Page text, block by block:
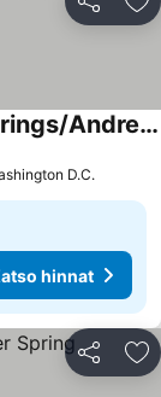
Jaa
Days Inn by Wyndham Camp Springs/Andrews AFB DC Area
D.C.
hinnat
Jaa